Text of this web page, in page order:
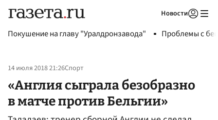
Новости
Покушение на главу "Уралдронзавода" Проблемы с
14 июля 2018 21:26Спорт
«Англия сыграла безобразно
в матче против Бельгии»